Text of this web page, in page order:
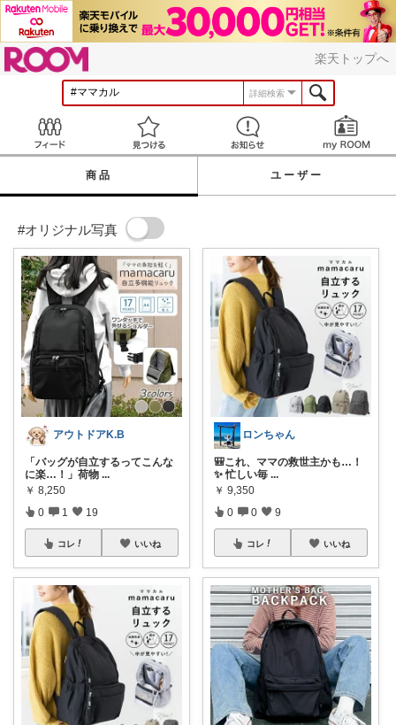
楽天トップへ
詳細検索
見つける お知らせ
商品 ユーザー
#オリジナル写真
アウトドアK.B
「バッグが自立するってこんな
に楽…！」荷物 ...
￥ 8,250
0 1 19
コレ いいね
ロンちゃん
🎒これ、ママの救世主かも…！
✨ 忙しい毎 ...
￥ 9,350
0 0 9
コレ いいね